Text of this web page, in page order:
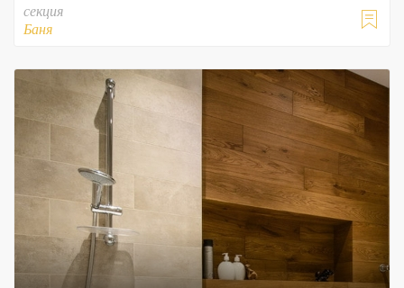

секция
Баня